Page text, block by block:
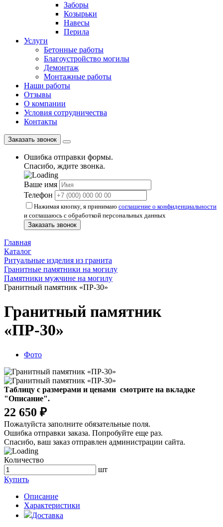
Заборы
Козырьки
Навесы
Перила
Услуги
Бетонные работы
Благоустройство могилы
Демонтаж
Монтажные работы
Наши работы
Отзывы
О компании
Условия сотрудничества
Контакты
Заказать звонок
Ошибка отправки формы.
Спасибо, ждите звонка.
Ваше имя
Телефон
Нажимая кнопку, я принимаю соглашение о конфиденциальности
и соглашаюсь с обработкой персональных данных
Заказать звонок
Главная
Каталог
Ритуальные изделия из гранита
Гранитные памятники на могилу
Памятники мужчине на могилу
Гранитный памятник «ПР-30»
Гранитный памятник
«ПР-30»
Фото
Таблицу с размерами и ценами смотрите на вкладке
"Описание".
22 650 ₽
Пожалуйста заполните обязательные поля.
Ошибка отправки заказа. Попробуйте еще раз.
Спасибо, ваш заказ отправлен администрации сайта.
Количество
шт
Купить
Описание
Характеристики
Доставка